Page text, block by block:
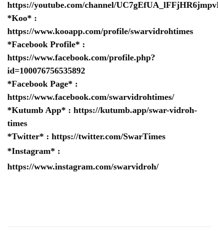
https://youtube.com/channel/
*Koo* :
https://www.kooapp.com/profile/swarvidrohtimes
*Facebook Profile* :
https://www.facebook.com/profile.php?
id=100076756535892
*Facebook Page* :
https://www.facebook.com/swarvidrohtimes/
*Kutumb App* : https://kutumb.app/swar-vidroh-
times
*Twitter* : https://twitter.com/SwarTimes
*Instagram* :
https://www.instagram.com/swarvidroh/